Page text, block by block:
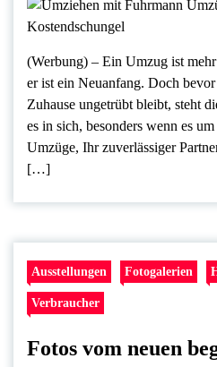
(Werbung) – Ein Umzug ist
er ist ein Neuanfang. Doch
Zuhause ungetrübt bleibt, steht
es in sich, besonders wenn es
Umzüge, Ihr zuverlässiger
[…]
Ausstellungen Fotogalerien
Verbraucher
Fotos vom neuen